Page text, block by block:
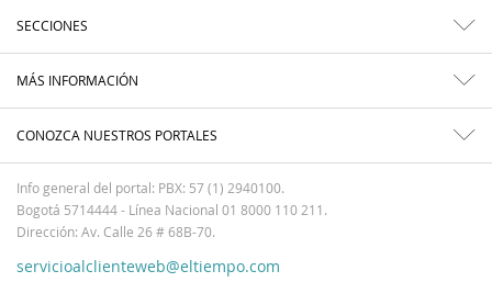
SECCIONES
MÁS INFORMACIÓN
CONOZCA NUESTROS PORTALES
Info general del portal: PBX: 57 (1) 2940100.
Bogotá 5714444 - Línea Nacional 01 8000 110 211.
Dirección: Av. Calle 26 # 68B-70.
servicioalclienteweb@eltiempo.com